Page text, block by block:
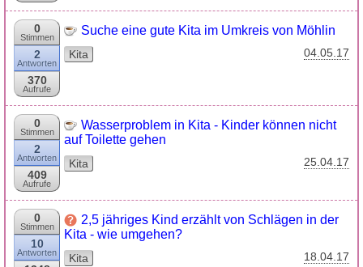
0
Stimmen
2
Antworten
370
Aufrufe
Suche eine gute Kita im Umkreis von Möhlin
Kita 04.05.17
0
Stimmen
2
Antworten
409
Aufrufe
Wasserproblem in Kita - Kinder können nicht
auf Toilette gehen
Kita 25.04.17
0
Stimmen
10
Antworten
2,5 jähriges Kind erzählt von Schlägen in der
Kita - wie umgehen?
Kita 18.04.17